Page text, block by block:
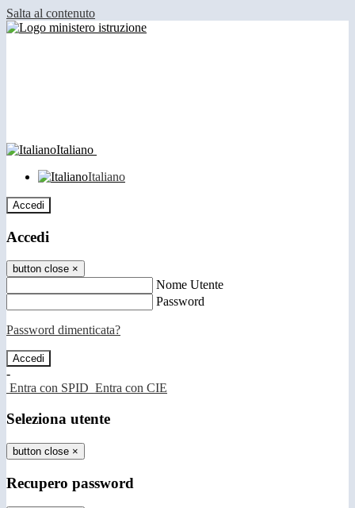
Salta al contenuto
Italiano
Italiano
Accedi
Accedi
button close ×
Nome Utente
Password
Password dimenticata?
-
Entra con SPID Entra con CIE
Seleziona utente
button close ×
Recupero password